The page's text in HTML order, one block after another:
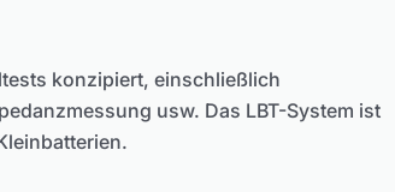
konzipiert, einschließlich
usw. Das LBT-System ist